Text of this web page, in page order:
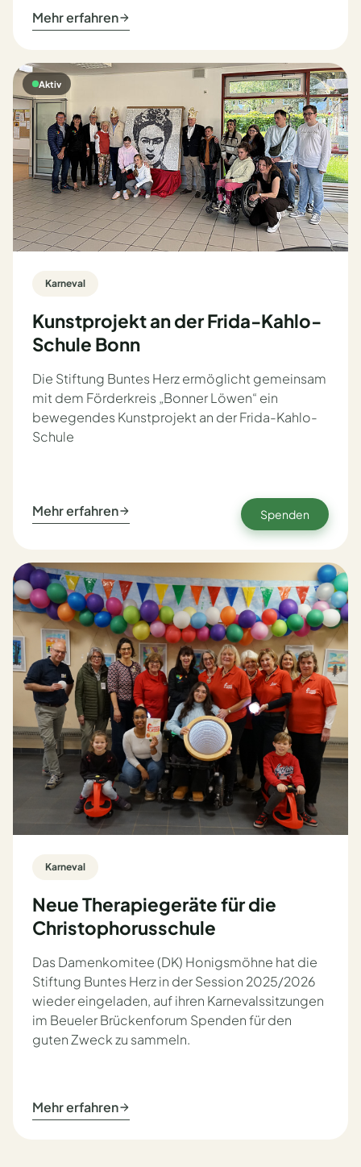
Mehr erfahren
Aktiv
Karneval
Kunstprojekt an der Frida-Kahlo-
Schule Bonn
Die Stiftung Buntes Herz ermöglicht gemeinsam
mit dem Förderkreis „Bonner Löwen“ ein
bewegendes Kunstprojekt an der Frida-Kahlo-
Schule
Mehr erfahren Spenden
Karneval
Neue Therapiegeräte für die
Christophorusschule
Das Damenkomitee (DK) Honigsmöhne hat die
Stiftung Buntes Herz in der Session 2025/2026
wieder eingeladen, auf ihren Karnevalssitzungen
im Beueler Brückenforum Spenden für den
guten Zweck zu sammeln.
Mehr erfahren